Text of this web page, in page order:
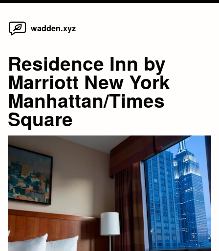
Skip
wadden.xyz
Residence Inn by
Marriott New York
Manhattan/Times
Square